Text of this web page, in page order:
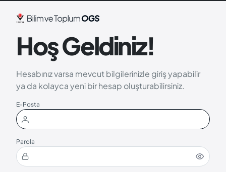
Hoş Geldiniz!
Hesabınız varsa mevcut bilgilerinizle giriş yapabilir
ya da kolayca yeni bir hesap oluşturabilirsiniz.
E-Posta
Parola